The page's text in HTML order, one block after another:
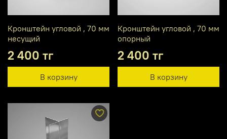
Кронштейн угловой , 70 мм
несущий
2 400 тг
В корзину
Кронштейн угловой , 70 мм
опорный
2 400 тг
В корзину